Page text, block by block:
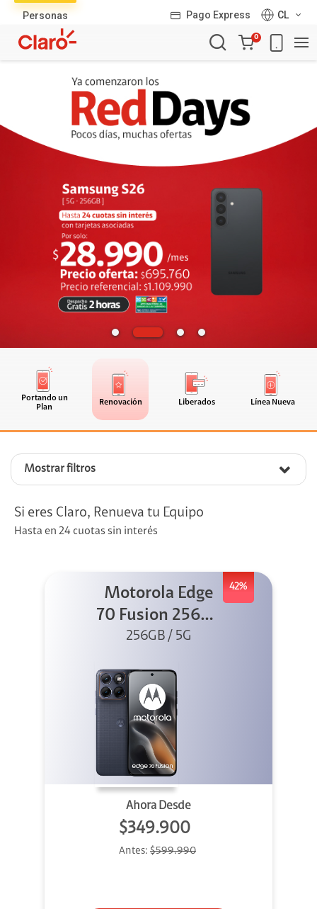
Personas Pago Express
CL
Carro
de
0
Portando un
Plan
Renovación Liberados Línea Nueva
Mostrar filtros
productos
Si eres Claro, Renueva tu Equipo
Hasta en 24 cuotas sin interés
42%
Motorola Edge
70 Fusion 256GB
Azul
256GB / 5G
Ahora Desde
$349.900
Antes: $599.990